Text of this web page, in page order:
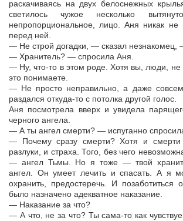
раскачиваясь на двух белоснежных
светилось чужое несколько
непропорциональное, лицо. Аня никак не
перед ней.
— Не строй догадки, — сказал незнакомец,
— Хранитель? — спросила Аня.
— Ну, что-то в этом роде. Хотя вы, люди, не
это понимаете.
— Не просто неправильно, а даже
раздался откуда-то с потолка другой голос.
Аня посмотрела вверх и увидела
черного ангела.
— А ты ангел смерти? — испуганно
— Почему сразу смерти? Хотя и
разлуки, и страха. Того, без чего
— ангел Тьмы. Но я тоже — твой
ангел. Он умеет лечить и спасать. А я
охранить, предостеречь. И позаботиться
было назначено адекватное наказание.
— Наказание за что?
— А что, не за что? Ты сама-то как